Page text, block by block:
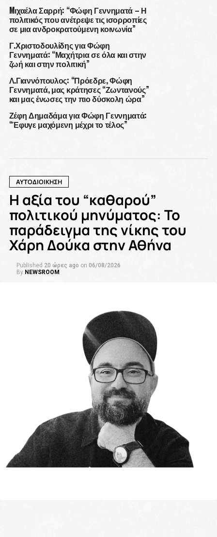
Mιχαέλα Σαρρή: “Φώφη Γεννηματά – Η
πολιτικός που ανέτρεψε τις ισορροπίες
σε μια ανδροκρατούμενη κοινωνία”
Γ.Χριστοδουλίδης για Φώφη
Γεννηματά: “Μαχήτρια σε όλα και στην
ζωή και στην πολιτική”
Λ.Γιαννόπουλος: “Πρόεδρε, Φώφη
Γεννηματά, μας κράτησες “Ζωντανούς”
και μας ένωσες την πιο δύσκολη ώρα”
Ζέφη Δημαδάμα για Φώφη Γεννηματά:
“Έφυγε μαχόμενη μέχρι το τέλος”
ΑΥΤΟΔΙΟΙΚΗΣΗ
Η αξία του “καθαρού”
πολιτικού μηνύματος: Το
παράδειγμα της νίκης του
Χάρη Δούκα στην Αθήνα
Published 20 ώρες ago on 06/08/2026
By NEWSROOM